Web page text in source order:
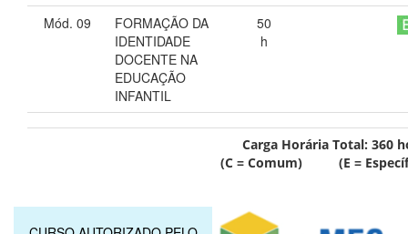
Mód. 09
FORMAÇÃO DA
IDENTIDADE
DOCENTE NA
EDUCAÇÃO
INFANTIL
50
h
Carga Horária Total: 360
(C = Comum) (E =